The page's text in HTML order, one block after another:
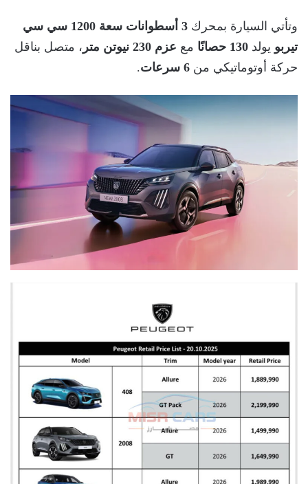
وتأتي السيارة بمحرك
3 أسطوانات سعة 1200 سي سي
تيربو يولد 130 حصانًا مع عزم 230 نيوتن متر
، متصل بناقل
حركة أوتوماتيكي من 6 سرعات .